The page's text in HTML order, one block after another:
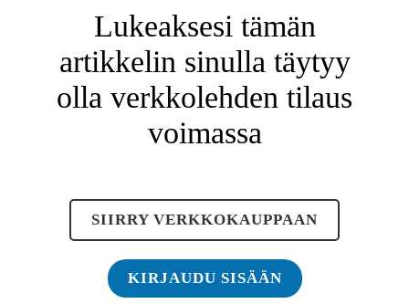
Lukeaksesi tämän
artikkelin sinulla täytyy
olla verkkolehden tilaus
voimassa
SIIRRY VERKKOKAUPPAAN
KIRJAUDU SISÄÄN